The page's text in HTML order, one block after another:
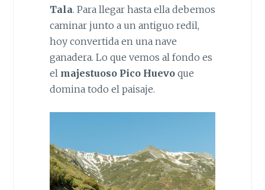
Tala. Para llegar hasta ella debemos
caminar junto a un antiguo redil,
hoy convertida en una nave
ganadera. Lo que vemos al fondo es
el majestuoso Pico Huevoque
domina todo el paisaje.